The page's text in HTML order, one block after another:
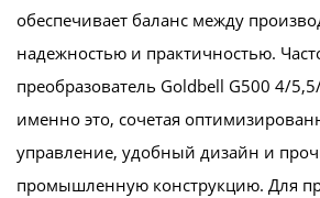
обеспечивает баланс между
надежностью и практичностью.
преобразователь Goldbell G500 4/
именно это, сочетая
управление, удобный дизайн и
промышленную конструкцию. Для